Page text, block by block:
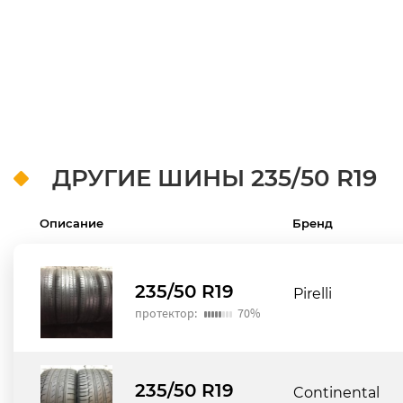
ДРУГИЕ ШИНЫ 235/50 R19
Описание Бренд
235/50 R19
протектор: 70%
Pirelli
235/50 R19 Continental